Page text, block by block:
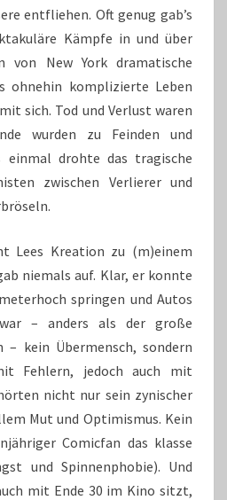
entfliehen. Oft genug gab’s
Kämpfe in und über
von New York dramatische
ohnehin komplizierte Leben
sich. Tod und Verlust waren
wurden zu Feinden und
drohte das tragische
zwischen Verlierer und
Lees Kreation zu (m)einem
niemals auf. Klar, er konnte
springen und Autos
– anders als der große
– kein Übermensch, sondern
Fehlern, jedoch auch mit
nicht nur sein zynischer
Mut und Optimismus. Kein
Comicfan das klasse
und Spinnenphobie). Und
mit Ende 30 im Kino sitzt,